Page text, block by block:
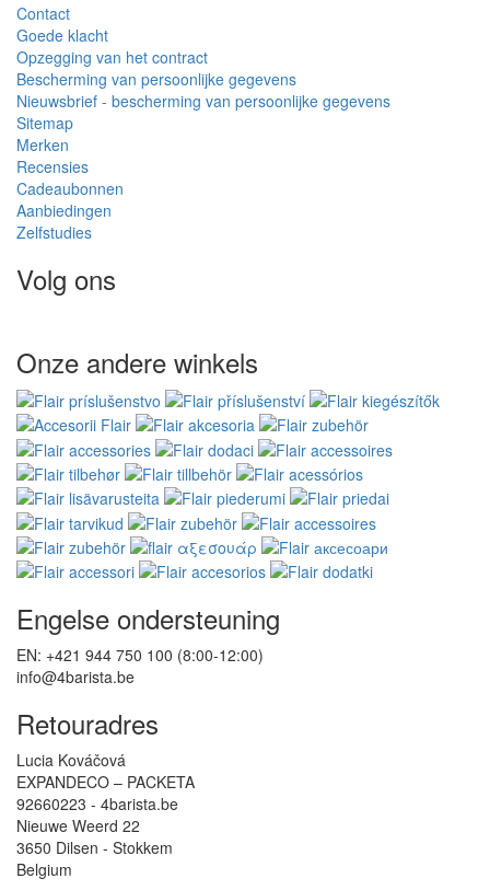
Contact
Goede klacht
Opzegging van het contract
Bescherming van persoonlijke gegevens
Nieuwsbrief - bescherming van persoonlijke gegevens
Sitemap
Merken
Recensies
Cadeaubonnen
Aanbiedingen
Zelfstudies
Volg ons
Onze andere winkels
Engelse ondersteuning
EN: +421 944 750 100 (8:00-12:00)
info@4barista.be
Retouradres
Lucia Kováčová
EXPANDECO – PACKETA
92660223 - 4barista.be
Nieuwe Weerd 22
3650 Dilsen - Stokkem
Belgium